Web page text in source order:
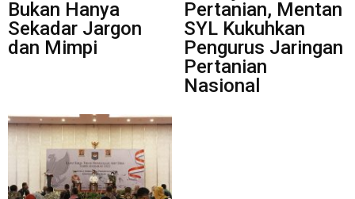
Bukan Hanya
Sekadar Jargon
dan Mimpi
Pertanian, Mentan
SYL Kukuhkan
Pengurus Jaringan
Pertanian
Nasional